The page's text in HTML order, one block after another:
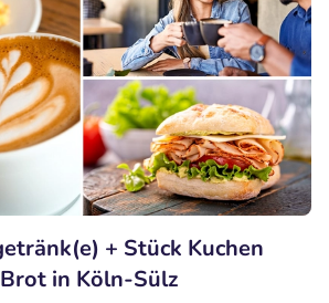
+ Stück Kuchen
in Köln-Sülz